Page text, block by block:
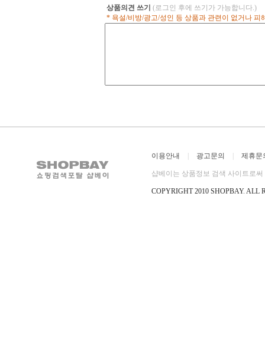
상품의견 쓰기 (로그인 후에 쓰기가 가능합니다.)
* 욕설/비방/광고/성인 등 상품과 관련이 없거나
이용안내 광고문의 제휴문
샵베이는 상품정보 검색 사이트로
COPYRIGHT 2010 SHOPBAY. ALL